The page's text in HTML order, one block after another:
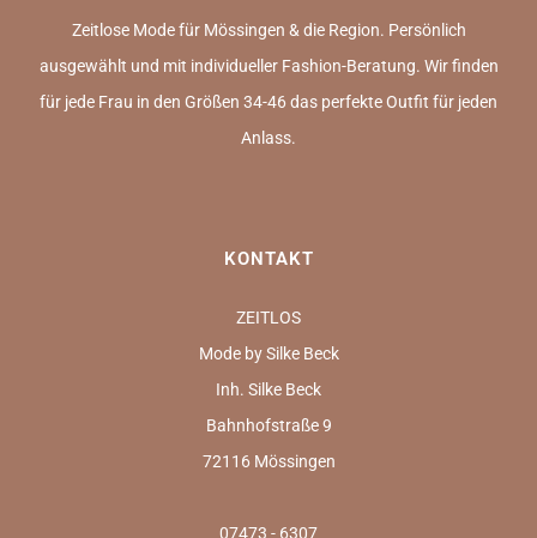
Zeitlose Mode für Mössingen & die Region. Persönlich
ausgewählt und mit individueller Fashion-Beratung. Wir finden
für jede Frau in den Größen 34-46 das perfekte Outfit für jeden
Anlass.
KONTAKT
ZEITLOS
Mode by Silke Beck
Inh. Silke Beck
Bahnhofstraße 9
72116 Mössingen
07473 - 6307